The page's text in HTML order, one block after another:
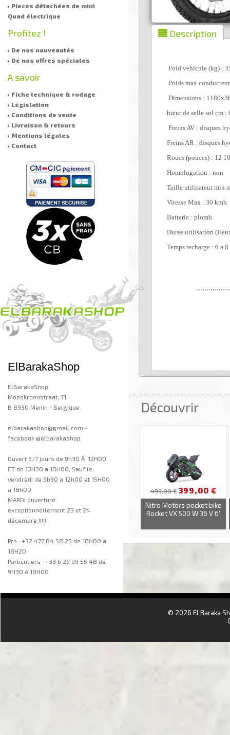
› Pieces détachées de mini
Quad électrique
Profitez !
› De nos nouveautés
› De nos offres spéciales
A savoir
› Fiche technique & rodage
› Législation
› Conditions de vente
› Livraison & retours
› Mentions légales
› Contact
ElBarakaShop
ElBarakaShop
Moeskroenstraat, 71
B 8930 Menin - Belgique
elbarakashop@gmail.com -
facebook @elbarakashop
Ouvert 6/7 jours de 9h30 Ã 12H00
ET de 13H30 a 18H00, Sauf le
vendredi de 9h30 a 12h00 et 15H00
a 18h00
MARDI ouverture
exceptionnellement 23 et 24
décembre !!!!!
Pro : +32 477 84 58 25 de 10H00 a
18H20
Particuliers : +33 6 26 99 55 48 de
9H30 A 18H00
Description
Poid vehicule (kg) :
Poids max
Dimensions :
hteur de selle sol cm :
Freins AV : disques
Freins AR : disques
Roues (pouces) : 12 10
Homologation : non
Taille utilisateur min
Vitesse Max : 30 kmh
Batterie : plomb
Duree utilisation
Temps recharge : 6 a 8
Découvrir
499,00 € 399,00 €
Nitro Motors pocket bike
Rocket VX 500 W 36 V 6'
© 2026 El Baraka